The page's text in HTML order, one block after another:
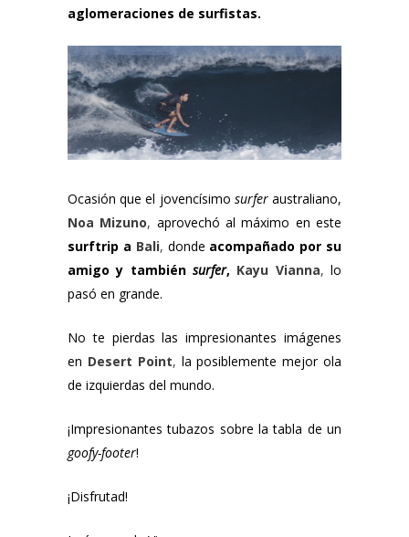
aglomeraciones de surfistas.
Ocasión que el jovencísimo surferaustraliano,
Noa Mizuno, aprovechó al máximo en este
surftrip a Bali, donde acompañado por su
amigo y también surfer, Kayu Vianna,lo
pasó en grande.
No te pierdas las impresionantes imágenes
en Desert Point, la posiblemente mejor ola
de izquierdas del mundo.
¡Impresionantes tubazos sobre la tabla de un
goofy-footer!
¡Disfrutad!